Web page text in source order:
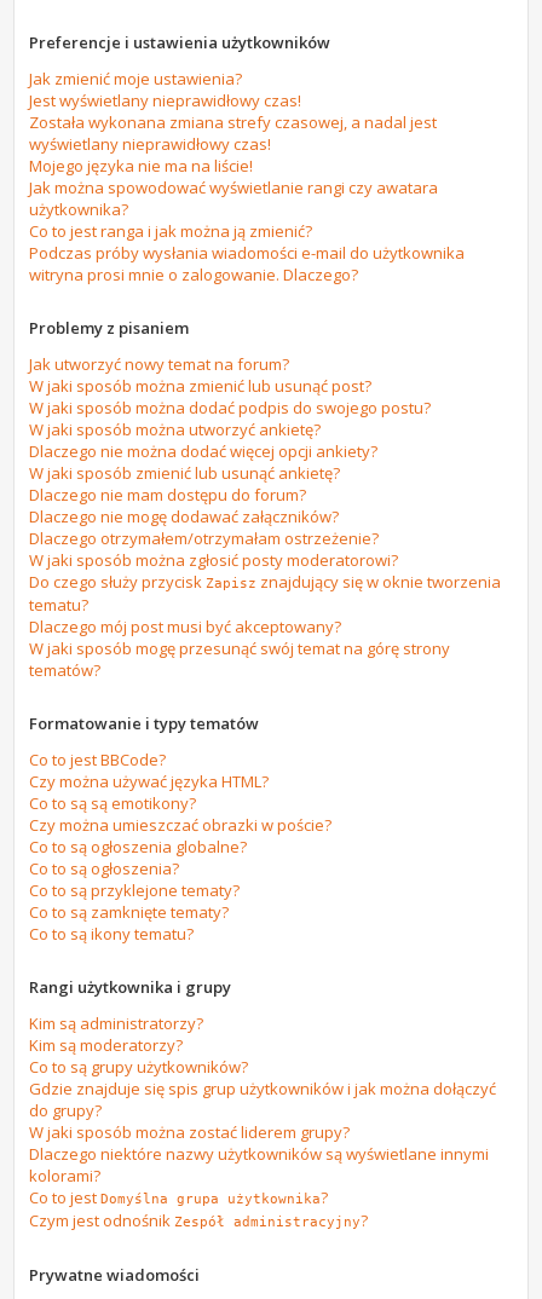
Preferencje i ustawienia użytkowników
Jak zmienić moje ustawienia?
Jest wyświetlany nieprawidłowy czas!
Została wykonana zmiana strefy czasowej, a nadal jest
wyświetlany nieprawidłowy czas!
Mojego języka nie ma na liście!
Jak można spowodować wyświetlanie rangi czy awatara
użytkownika?
Co to jest ranga i jak można ją zmienić?
Podczas próby wysłania wiadomości e-mail do użytkownika
witryna prosi mnie o zalogowanie. Dlaczego?
Problemy z pisaniem
Jak utworzyć nowy temat na forum?
W jaki sposób można zmienić lub usunąć post?
W jaki sposób można dodać podpis do swojego postu?
W jaki sposób można utworzyć ankietę?
Dlaczego nie można dodać więcej opcji ankiety?
W jaki sposób zmienić lub usunąć ankietę?
Dlaczego nie mam dostępu do forum?
Dlaczego nie mogę dodawać załączników?
Dlaczego otrzymałem/otrzymałam ostrzeżenie?
W jaki sposób można zgłosić posty moderatorowi?
Do czego służy przyciskZapisz znajdujący się w oknie tworzenia
tematu?
Dlaczego mój post musi być akceptowany?
W jaki sposób mogę przesunąć swój temat na górę strony
tematów?
Formatowanie i typy tematów
Co to jest BBCode?
Czy można używać języka HTML?
Co to są są emotikony?
Czy można umieszczać obrazki w poście?
Co to są ogłoszenia globalne?
Co to są ogłoszenia?
Co to są przyklejone tematy?
Co to są zamknięte tematy?
Co to są ikony tematu?
Rangi użytkownika i grupy
Kim są administratorzy?
Kim są moderatorzy?
Co to są grupy użytkowników?
Gdzie znajduje się spis grup użytkowników i jak można dołączyć
do grupy?
W jaki sposób można zostać liderem grupy?
Dlaczego niektóre nazwy użytkowników są wyświetlane innymi
kolorami?
Co to jestDomyślna grupa użytkownika?
Czym jest odnośnikZespół administracyjny?
Prywatne wiadomości